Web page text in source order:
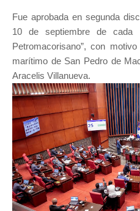
Fue aprobada en segunda
10 de septiembre de cada
Petromacorisano”, con
marítimo de San Pedro de
Aracelis Villanueva.